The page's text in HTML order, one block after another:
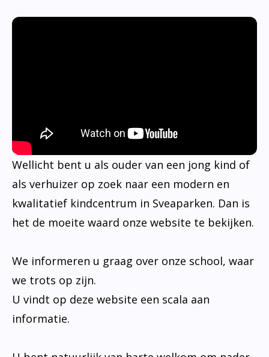
Wellicht bent u als ouder van een jong kind of
als verhuizer op zoek naar een modern en
kwalitatief kindcentrum in Sveaparken. Dan is
het de moeite waard onze website te bekijken.
We informeren u graag over onze school, waar
we trots op zijn.
U vindt op deze website een scala aan
informatie.